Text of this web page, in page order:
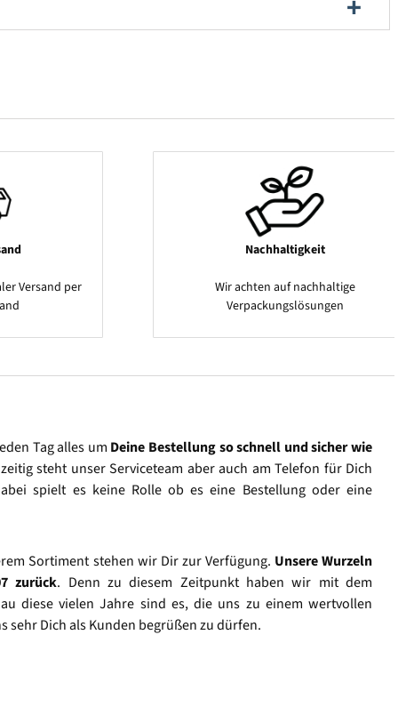
Versand per
Nachhaltigkeit
Wir achten auf nachhaltige
Verpackungslösungen
Tag alles um Deine Bestellung so schnell und sicher wie
steht unser Serviceteam aber auch am Telefon für Dich
spielt es keine Rolle ob es eine Bestellung oder eine
Sortiment stehen wir Dir zur Verfügung. Unsere Wurzeln
zurück. Denn zu diesem Zeitpunkt haben wir mit dem
diese vielen Jahre sind es, die uns zu einem wertvollen
sehr Dich als Kunden begrüßen zu dürfen.